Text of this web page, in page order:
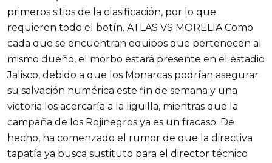
primeros sitios de la clasificación, por lo que
requieren todo el botín. ATLAS VS MORELIA Como
cada que se encuentran equipos que pertenecen al
mismo dueño, el morbo estará presente en el estadio
Jalisco, debido a que los Monarcas podrían asegurar
su salvación numérica este fin de semana y una
victoria los acercaría a la liguilla, mientras que la
campaña de los Rojinegros ya es un fracaso. De
hecho, ha comenzado el rumor de que la directiva
tapatía ya busca sustituto para el director técnico